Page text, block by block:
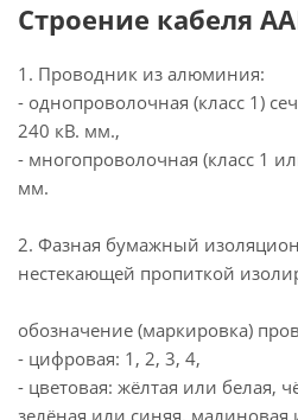
Строение кабеля
1. Проводник из алюминия:
- однопроволочная (класс 1)
240 кВ. мм.,
- многопроволочная (класс 1
мм.
2. Фазная бумажный
нестекающей пропиткой
обозначение (маркировка)
- цифровая: 1, 2, 3, 4,
- цветовая: жёлтая или белая,
зелёная или синяя, малиновая